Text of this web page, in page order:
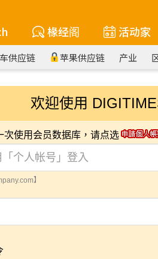
椽经阁 活动家
供应链 苹果供应链 产业
欢迎使用
使用会员数据库，请点选
】